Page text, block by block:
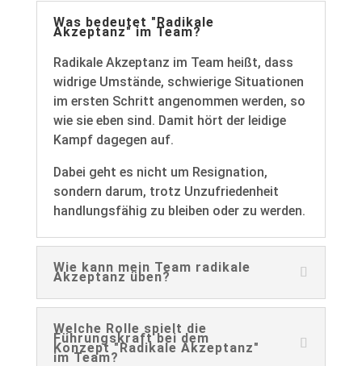
Was bedeutet "Radikale
Akzeptanz" im Team?
Radikale Akzeptanz im Team heißt, dass
widrige Umstände, schwierige Situationen
im ersten Schritt angenommen werden, so
wie sie eben sind. Damit hört der leidige
Kampf dagegen auf.
Dabei geht es nicht um Resignation,
sondern darum, trotz Unzufriedenheit
handlungsfähig zu bleiben oder zu werden.
Wie kann mein Team radikale
Akzeptanz üben?
Welche Rolle spielt die
Führungskraft bei dem
Konzept "Radikale Akzeptanz"
im Team?